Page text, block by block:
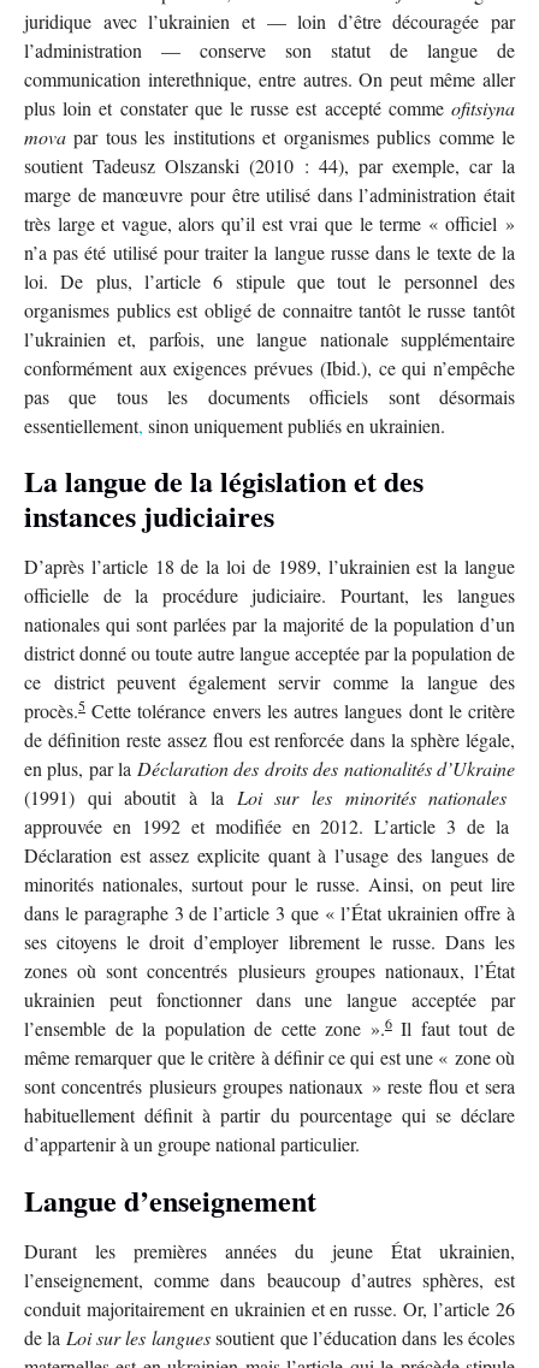
juridique avec l’ukrainien et — loin d’être découragée par
l’administration — conserve son statut de langue de
communication interethnique, entre autres. On peut même aller
plus loin et constater que le russe est accepté comme ofitsiyna
mova par tous les institutions et organismes publics comme le
soutient Tadeusz Olszanski (2010 : 44), par exemple, car la
marge de manœuvre pour être utilisé dans l’administration était
très large et vague, alors qu’il est vrai que le terme « officiel »
n’a pas été utilisé pour traiter la langue russe dans le texte de la
loi. De plus, l’article 6 stipule que tout le personnel des
organismes publics est obligé de connaitre tantôt le russe tantôt
l’ukrainien et, parfois, une langue nationale supplémentaire
conformément aux exigences prévues (Ibid.), ce qui n’empêche
pas que tous les documents officiels sont désormais
essentiellement, sinon uniquement publiés en ukrainien.
La langue de la législation et des
instances judiciaires
D’après l’article 18 de la loi de 1989, l’ukrainien est la langue
officielle de la procédure judiciaire. Pourtant, les langues
nationales qui sont parlées par la majorité de la population d’un
district donné ou toute autre langue acceptée par la population de
ce district peuvent également servir comme la langue des
procès.5 Cette tolérance envers les autres langues dont le critère
de définition reste assez flou est renforcée dans la sphère légale,
en plus, par la Déclaration des droits des nationalités d’Ukraine
(1991) qui aboutit à la Loi sur les minorités nationales
approuvée en 1992 et modifiée en 2012. L’article 3 de la
Déclaration est assez explicite quant à l’usage des langues de
minorités nationales, surtout pour le russe. Ainsi, on peut lire
dans le paragraphe 3 de l’article 3 que « l’État ukrainien offre à
ses citoyens le droit d’employer librement le russe. Dans les
zones où sont concentrés plusieurs groupes nationaux, l’État
ukrainien peut fonctionner dans une langue acceptée par
l’ensemble de la population de cette zone ».6Il faut tout de
même remarquer que le critère à définir ce qui est une « zone où
sont concentrés plusieurs groupes nationaux » reste flou et sera
habituellement définit à partir du pourcentage qui se déclare
d’appartenir à un groupe national particulier.
Langue d’enseignement
Durant les premières années du jeune État ukrainien,
l’enseignement, comme dans beaucoup d’autres sphères, est
conduit majoritairement en ukrainien et en russe. Or, l’article 26
de la Loi sur les languessoutient que l’éducation dans les écoles